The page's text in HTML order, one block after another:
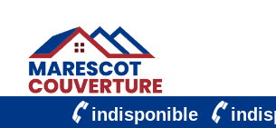
indisponible